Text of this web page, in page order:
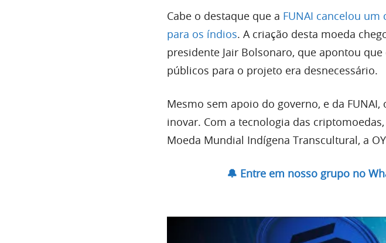
Cabe o destaque que a FUNAI cancelou
para os índios. A criação desta moeda
presidente Jair Bolsonaro, que apontou
públicos para o projeto era desnecessário.
Mesmo sem apoio do governo, e da
inovar. Com a tecnologia das
Moeda Mundial Indígena Transcultural, a
🔔 Entre em nosso grupo no